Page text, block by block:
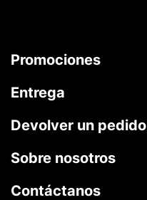
Promociones
Entrega
Devolver un pedido
Sobre nosotros
Contáctanos